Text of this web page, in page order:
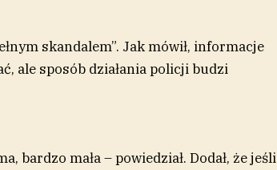
skandalem”. Jak mówił, informacje
ale sposób działania policji budzi
bardzo mała – powiedział. Dodał, że jeśli